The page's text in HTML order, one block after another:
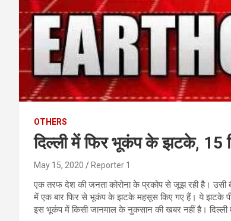
OTHERS
दिल्ली में फिर भूकंप के झटके, 15
May 15, 2020 Reporter 1
एक तरफ देश की जनता कोरोना के प्रकोप से जूझ रही है। उसी
में एक बार फिर से भूकंप के झटके महसूस किए गए हैं। ये झटके
इस भूकंप में किसी जानमाल के नुकसान की खबर नहीं है।